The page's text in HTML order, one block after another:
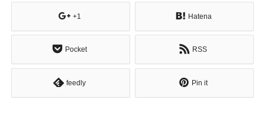
+1 Hatena
Pocket RSS
feedly Pin it